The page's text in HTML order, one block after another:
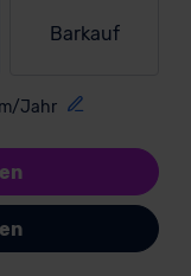
Barkauf
Jahr